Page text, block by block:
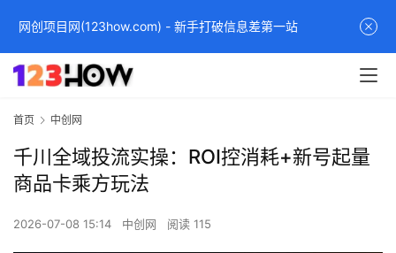
首页 中创网
千川全域投流实操：ROI控消耗+新号起量
商品卡乘方玩法
2026-07-08 15:14 中创网 阅读 115
网创项目网(123how.com) - 新手打破信息差第一站